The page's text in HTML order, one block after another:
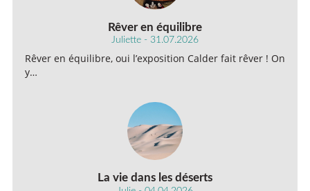
Rêver en équilibre
Juliette - 31.07.2026
Rêver en équilibre, oui l’exposition Calder fait rêver ! On
y…
La vie dans les déserts